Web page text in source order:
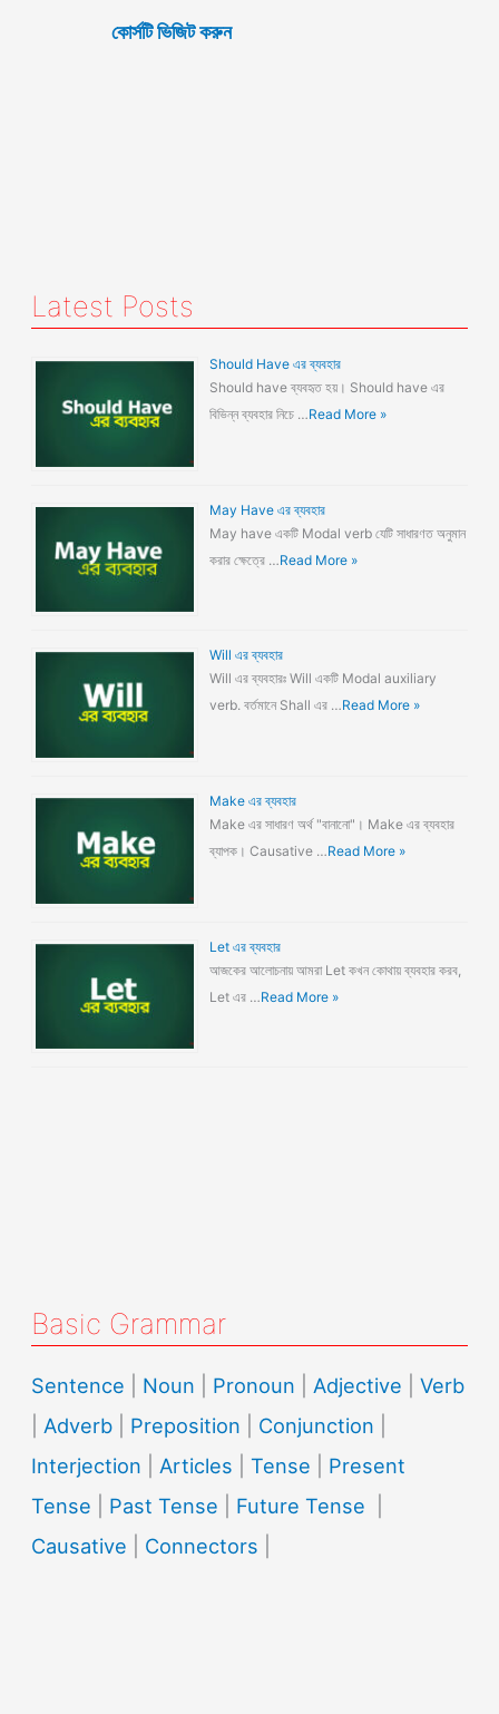
কোর্সটি ভিজিট করুন
Latest Posts
Should Have এর ব্যবহার
Should have ব্যবহৃত হয়। Should have এর
বিভিন্ন ব্যবহার নিচে …Read More »
May Have এর ব্যবহার
May have একটি Modal verb যেটি সাধারণত অনুমান
করার ক্ষেত্রে …Read More »
Will এর ব্যবহার
Will এর ব্যবহারঃ Will একটি Modal auxiliary
verb. বর্তমানে Shall এর …Read More »
Make এর ব্যবহার
Make এর সাধারণ অর্থ "বানানো"। Make এর ব্যবহার
ব্যাপক। Causative …Read More »
Let এর ব্যবহার
আজকের আলোচনায় আমরা Let কখন কোথায় ব্যবহার করব,
Let এর …Read More »
Basic Grammar
Sentence Noun Pronoun Adjective |Verb
Adverb Preposition Conjunction
Interjection
Articles |Tense
Present
Tense
Past Tense Future Tense
Causative
Connectors